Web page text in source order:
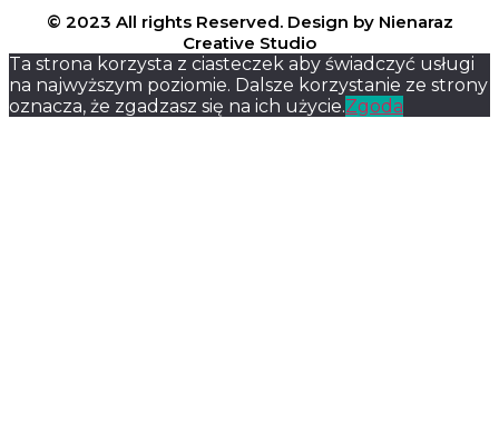
© 2023 All rights Reserved. Design by Nienaraz
Creative Studio
Ta strona korzysta z ciasteczek aby świadczyć usługi
na najwyższym poziomie. Dalsze korzystanie ze strony
oznacza, że zgadzasz się na ich użycie.Zgoda